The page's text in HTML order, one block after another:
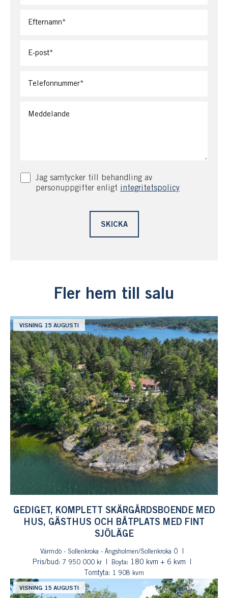
Jag samtycker till behandling av
personuppgifter enligt integritetspolicy
Fler hem till salu
VISNING 15 AUGUSTI
GEDIGET, KOMPLETT SKÄRGÅRDSBOENDE MED
HUS, GÄSTHUS OCH BÅTPLATS MED FINT
SJÖLÄGE
Värmdö - Sollenkroka - Ängsholmen/Sollenkroka Ö
Pris/bud: 7 950 000 kr Boyta: 180 kvm + 6 kvm
Tomtyta:
1 908 kvm
VISNING 15 AUGUSTI